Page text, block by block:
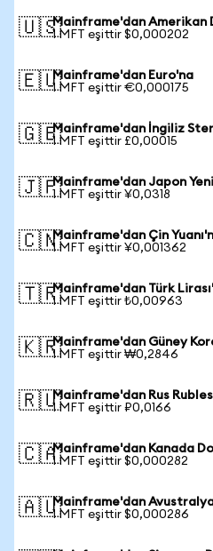
🇺🇸Mainframe'dan Amerikan
1 MFT eşittir $0,000202
🇪🇺Mainframe'dan Euro'na
1 MFT eşittir €0,000175
🇬🇧Mainframe'dan İngiliz
1 MFT eşittir £0,00015
🇯🇵Mainframe'dan Japon
1 MFT eşittir ¥0,0318
🇨🇳Mainframe'dan Çin
1 MFT eşittir ¥0,001362
🇹🇷Mainframe'dan Türk
1 MFT eşittir ₺0,00963
🇰🇷Mainframe'dan Güney
1 MFT eşittir ₩0,2846
🇷🇺Mainframe'dan Rus
1 MFT eşittir ₽0,0166
🇨🇦Mainframe'dan Kanada
1 MFT eşittir $0,000282
🇦🇺Mainframe'dan
1 MFT eşittir $0,000286